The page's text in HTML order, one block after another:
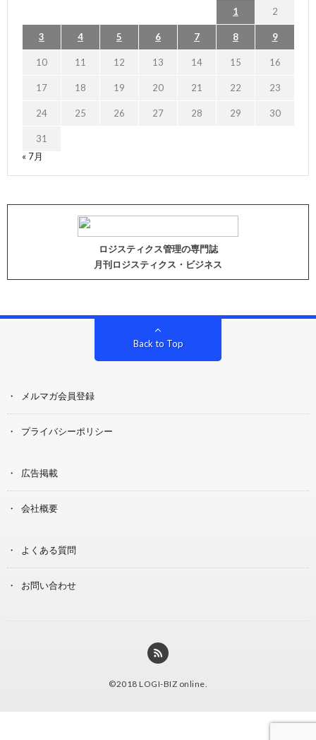
1 2
3 4 5 6 7 8 9
10 11 12 13 14 15 16
17 18 19 20 21 22 23
24 25 26 27 28 29 30
31
« 7月
ロジスティクス管理の専門誌
月刊ロジスティクス・ビジネス
Back to Top
メルマガ会員登録
プライバシーポリシー
広告掲載
会社概要
よくある質問
お問い合わせ
©2018 LOGI-BIZ online.